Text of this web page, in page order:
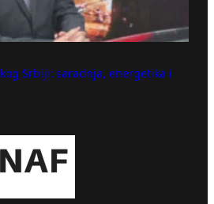
Srbiji: saradnja, energetika i